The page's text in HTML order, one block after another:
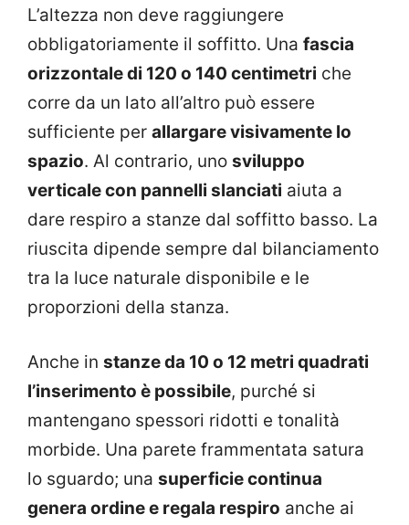
L’altezza non deve raggiungere
obbligatoriamente il soffitto. Una fascia
orizzontale di 120 o 140 centimetri che
corre da un lato all’altro può essere
sufficiente per allargare visivamente lo
spazio. Al contrario, uno sviluppo
verticale con pannelli slanciati aiuta a
dare respiro a stanze dal soffitto basso. La
riuscita dipende sempre dal bilanciamento
tra la luce naturale disponibile e le
proporzioni della stanza.
Anche in stanze da 10 o 12 metri quadrati
l’inserimento è possibile, purché si
mantengano spessori ridotti e tonalità
morbide. Una parete frammentata satura
lo sguardo; una superficie continua
genera ordine e regala respiro anche ai